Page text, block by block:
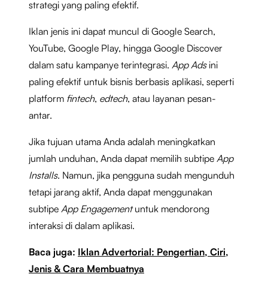
strategi yang paling efektif.
Iklan jenis ini dapat muncul di Google Search,
YouTube, Google Play, hingga Google Discover
dalam satu kampanye terintegrasi. App Ads ini
paling efektif untuk bisnis berbasis aplikasi, seperti
platform fintech, edtech, atau layanan pesan-
antar.
Jika tujuan utama Anda adalah meningkatkan
jumlah unduhan, Anda dapat memilih subtipe App
Installs. Namun, jika pengguna sudah mengunduh
tetapi jarang aktif, Anda dapat menggunakan
subtipe App Engagementuntuk mendorong
interaksi di dalam aplikasi.
Baca juga: Iklan Advertorial: Pengertian, Ciri,
Jenis & Cara Membuatnya